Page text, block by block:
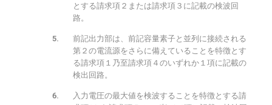
とする請求項２または請求項３に記載の検波回
路。
前記出力部は、前記容量素子と並列に接続される
第２の電流源をさらに備えていることを特徴とす
る請求項１乃至請求項４のいずれか１項に記載の
検出回路。
入力電圧の最大値を検波することを特徴とする請